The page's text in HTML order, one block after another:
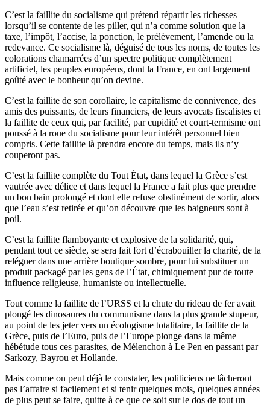
C’est la faillite du socialisme qui prétend répartir les richesses
lorsqu’il se contente de les piller, qui n’a comme solution que la
taxe, l’impôt, l’accise, la ponction, le prélèvement, l’amende ou la
redevance. Ce socialisme là, déguisé de tous les noms, de toutes les
colorations chamarrées d’un spectre politique complètement
artificiel, les peuples européens, dont la France, en ont largement
goûté avec le bonheur qu’on devine.
C’est la faillite de son corollaire, le capitalisme de connivence, des
amis des puissants, de leurs financiers, de leurs avocats fiscalistes et
la faillite de ceux qui, par facilité, par cupidité et court-termisme ont
poussé à la roue du socialisme pour leur intérêt personnel bien
compris. Cette faillite là prendra encore du temps, mais ils n’y
couperont pas.
C’est la faillite complète du Tout État, dans lequel la Grèce s’est
vautrée avec délice et dans lequel la France a fait plus que prendre
un bon bain prolongé et dont elle refuse obstinément de sortir, alors
que l’eau s’est retirée et qu’on découvre que les baigneurs sont à
poil.
C’est la faillite flamboyante et explosive de la solidarité, qui,
pendant tout ce siècle, se sera fait fort d’écrabouiller la charité, de la
reléguer dans une arrière boutique sombre, pour lui substituer un
produit packagé par les gens de l’État, chimiquement pur de toute
influence religieuse, humaniste ou intellectuelle.
Tout comme la faillite de l’URSS et la chute du rideau de fer avait
plongé les dinosaures du communisme dans la plus grande stupeur,
au point de les jeter vers un écologisme totalitaire, la faillite de la
Grèce, puis de l’Euro, puis de l’Europe plonge dans la même
hébétude tous ces parasites, de Mélenchon à Le Pen en passant par
Sarkozy, Bayrou et Hollande.
Mais comme on peut déjà le constater, les politiciens ne lâcheront
pas l’affaire si facilement et si tenir quelques mois, quelques années
de plus peut se faire, quitte à ce que ce soit sur le dos de tout un